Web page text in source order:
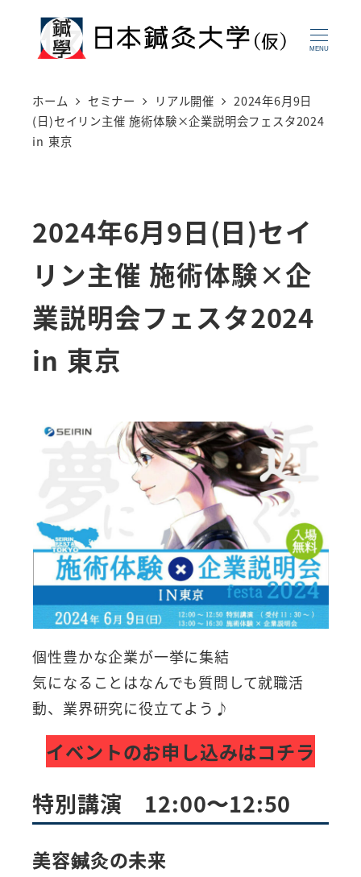
MENU
ホーム セミナー リアル開催
2024年6月9日
(日)セイリン主催 施術体験×企業説明会フェスタ2024
in 東京
2024年6月9日(日)セイ
リン主催 施術体験×企
業説明会フェスタ2024
in 東京
個性豊かな企業が一挙に集結
気になることはなんでも質問して就職活
動、業界研究に役立てよう♪
イベントのお申し込みはコチラ
特別講演 12:00〜12:50
美容鍼灸の未来